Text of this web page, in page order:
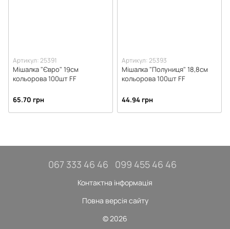
Артикул: 25391
Мішалка "Євро" 19см
кольорова 100шт FF
65.70 грн
Артикул: 25393
Мішалка "Полуниця" 18,8см
кольорова 100шт FF
44.94 грн
067 333 46 46 099 455 46 46
Контактна інформація
Повна версія сайту
© 2026